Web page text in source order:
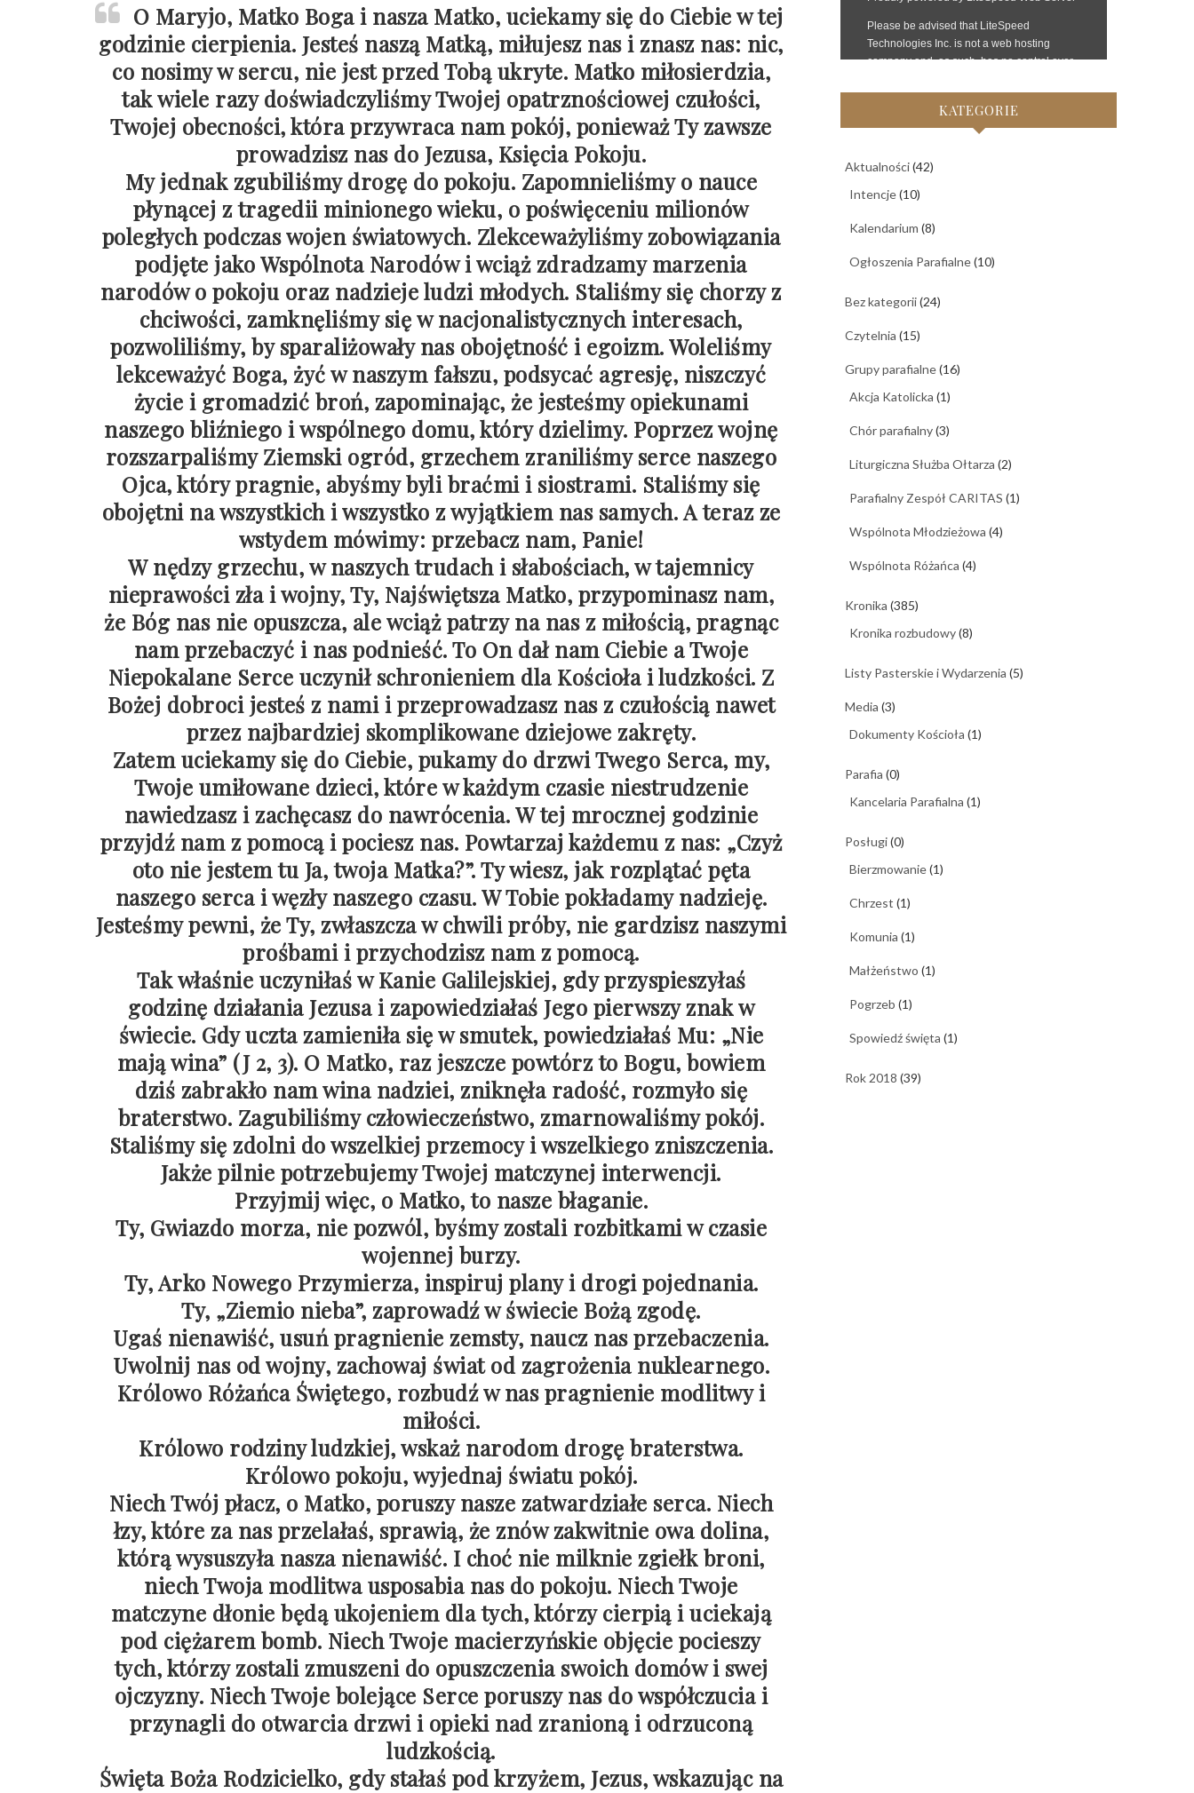
O Maryjo, Matko Boga i nasza Matko, uciekamy się do Ciebie w tej
godzinie cierpienia. Jesteś naszą Matką, miłujesz nas i znasz nas: nic,
co nosimy w sercu, nie jest przed Tobą ukryte. Matko miłosierdzia,
tak wiele razy doświadczyliśmy Twojej opatrznościowej czułości,
Twojej obecności, która przywraca nam pokój, ponieważ Ty zawsze
prowadzisz nas do Jezusa, Księcia Pokoju.
My jednak zgubiliśmy drogę do pokoju. Zapomnieliśmy o nauce
płynącej z tragedii minionego wieku, o poświęceniu milionów
poległych podczas wojen światowych. Zlekceważyliśmy zobowiązania
podjęte jako Wspólnota Narodów i wciąż zdradzamy marzenia
narodów o pokoju oraz nadzieje ludzi młodych. Staliśmy się chorzy z
chciwości, zamknęliśmy się w nacjonalistycznych interesach,
pozwoliliśmy, by sparaliżowały nas obojętność i egoizm. Woleliśmy
lekceważyć Boga, żyć w naszym fałszu, podsycać agresję, niszczyć
życie i gromadzić broń, zapominając, że jesteśmy opiekunami
naszego bliźniego i wspólnego domu, który dzielimy. Poprzez wojnę
rozszarpaliśmy Ziemski ogród, grzechem zraniliśmy serce naszego
Ojca, który pragnie, abyśmy byli braćmi i siostrami. Staliśmy się
obojętni na wszystkich i wszystko z wyjątkiem nas samych. A teraz ze
wstydem mówimy: przebacz nam, Panie!
W nędzy grzechu, w naszych trudach i słabościach, w tajemnicy
nieprawości zła i wojny, Ty, Najświętsza Matko, przypominasz nam,
że Bóg nas nie opuszcza, ale wciąż patrzy na nas z miłością, pragnąc
nam przebaczyć i nas podnieść. To On dał nam Ciebie a Twoje
Niepokalane Serce uczynił schronieniem dla Kościoła i ludzkości. Z
Bożej dobroci jesteś z nami i przeprowadzasz nas z czułością nawet
przez najbardziej skomplikowane dziejowe zakręty.
Zatem uciekamy się do Ciebie, pukamy do drzwi Twego Serca, my,
Twoje umiłowane dzieci, które w każdym czasie niestrudzenie
nawiedzasz i zachęcasz do nawrócenia. W tej mrocznej godzinie
przyjdź nam z pomocą i pociesz nas. Powtarzaj każdemu z nas: „Czyż
oto nie jestem tu Ja, twoja Matka?”. Ty wiesz, jak rozplątać pęta
naszego serca i węzły naszego czasu. W Tobie pokładamy nadzieję.
Jesteśmy pewni, że Ty, zwłaszcza w chwili próby, nie gardzisz naszymi
prośbami i przychodzisz nam z pomocą.
Tak właśnie uczyniłaś w Kanie Galilejskiej, gdy przyspieszyłaś
godzinę działania Jezusa i zapowiedziałaś Jego pierwszy znak w
świecie. Gdy uczta zamieniła się w smutek, powiedziałaś Mu: „Nie
mają wina” (J 2, 3). O Matko, raz jeszcze powtórz to Bogu, bowiem
dziś zabrakło nam wina nadziei, zniknęła radość, rozmyło się
braterstwo. Zagubiliśmy człowieczeństwo, zmarnowaliśmy pokój.
Staliśmy się zdolni do wszelkiej przemocy i wszelkiego zniszczenia.
Jakże pilnie potrzebujemy Twojej matczynej interwencji.
Przyjmij więc, o Matko, to nasze błaganie.
Ty, Gwiazdo morza, nie pozwól, byśmy zostali rozbitkami w czasie
wojennej burzy.
Ty, Arko Nowego Przymierza, inspiruj plany i drogi pojednania.
Ty, „Ziemio nieba”, zaprowadź w świecie Bożą zgodę.
Ugaś nienawiść, usuń pragnienie zemsty, naucz nas przebaczenia.
Uwolnij nas od wojny, zachowaj świat od zagrożenia nuklearnego.
Królowo Różańca Świętego, rozbudź w nas pragnienie modlitwy i
miłości.
Królowo rodziny ludzkiej, wskaż narodom drogę braterstwa.
Królowo pokoju, wyjednaj światu pokój.
Niech Twój płacz, o Matko, poruszy nasze zatwardziałe serca. Niech
łzy, które za nas przelałaś, sprawią, że znów zakwitnie owa dolina,
którą wysuszyła nasza nienawiść. I choć nie milknie zgiełk broni,
niech Twoja modlitwa usposabia nas do pokoju. Niech Twoje
matczyne dłonie będą ukojeniem dla tych, którzy cierpią i uciekają
pod ciężarem bomb. Niech Twoje macierzyńskie objęcie pocieszy
tych, którzy zostali zmuszeni do opuszczenia swoich domów i swej
ojczyzny. Niech Twoje bolejące Serce poruszy nas do współczucia i
przynagli do otwarcia drzwi i opieki nad zranioną i odrzuconą
ludzkością.
Święta Boża Rodzicielko, gdy stałaś pod krzyżem, Jezus, wskazując na
KATEGORIE
Aktualności(42)
Intencje(10)
Kalendarium (8)
Ogłoszenia Parafialne(10)
Bez kategorii(24)
Czytelnia (15)
Grupy parafialne(16)
Akcja Katolicka (1)
Chór parafialny(3)
Liturgiczna Służba Ołtarza (2)
Parafialny Zespół CARITAS (1)
Wspólnota Młodzieżowa (4)
Wspólnota Różańca (4)
Kronika (385)
Kronika rozbudowy(8)
Listy Pasterskie i Wydarzenia (5)
Media (3)
Dokumenty Kościoła (1)
Parafia (0)
Kancelaria Parafialna (1)
Posługi(0)
Bierzmowanie(1)
Chrzest (1)
Komunia (1)
Małżeństwo (1)
Pogrzeb (1)
Spowiedź święta (1)
Rok 2018 (39)